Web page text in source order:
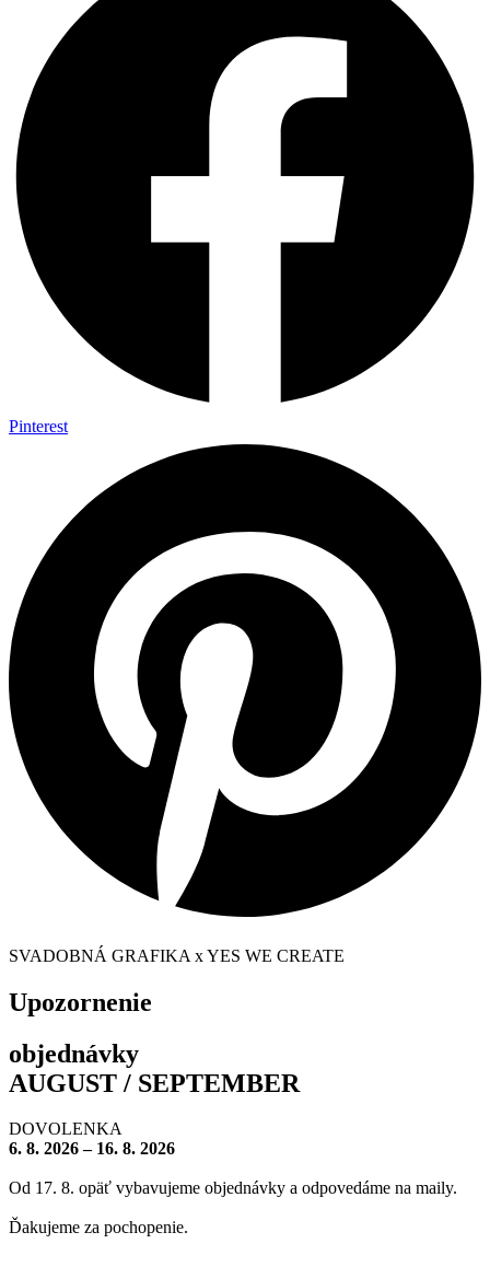
Pinterest
SVADOBNÁ GRAFIKA x YES WE CREATE
Upozornenie
objednávky
AUGUST / SEPTEMBER
DOVOLENKA
6. 8. 2026 – 16. 8. 2026
Od 17. 8. opäť vybavujeme objednávky a odpovedáme na maily.
Ďakujeme za pochopenie.